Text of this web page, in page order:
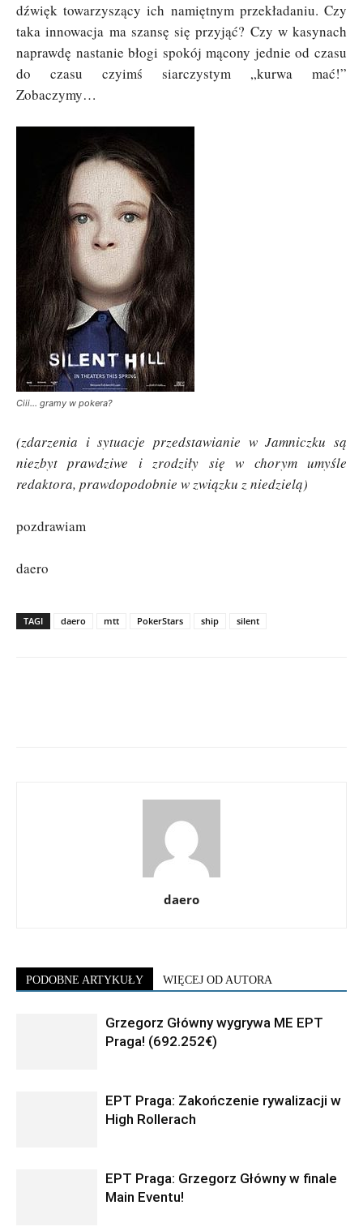
dźwięk towarzyszący ich namiętnym przekładaniu. Czy
taka innowacja ma szansę się przyjąć? Czy w kasynach
naprawdę nastanie błogi spokój mącony jednie od czasu
do czasu czyimś siarczystym „kurwa mać!”
Zobaczymy…
Ciii… gramy w pokera?
(zdarzenia i sytuacje przedstawianie w Jamniczku są
niezbyt prawdziwe i zrodziły się w chorym umyśle
redaktora, prawdopodobnie w związku z niedzielą)
pozdrawiam
daero
TAGI daero mtt PokerStars ship silent
daero
PODOBNE ARTYKUŁY WIĘCEJ OD AUTORA
Grzegorz Główny wygrywa ME EPT
Praga! (692.252€)
EPT Praga: Zakończenie rywalizacji w
High Rollerach
EPT Praga: Grzegorz Główny w finale
Main Eventu!